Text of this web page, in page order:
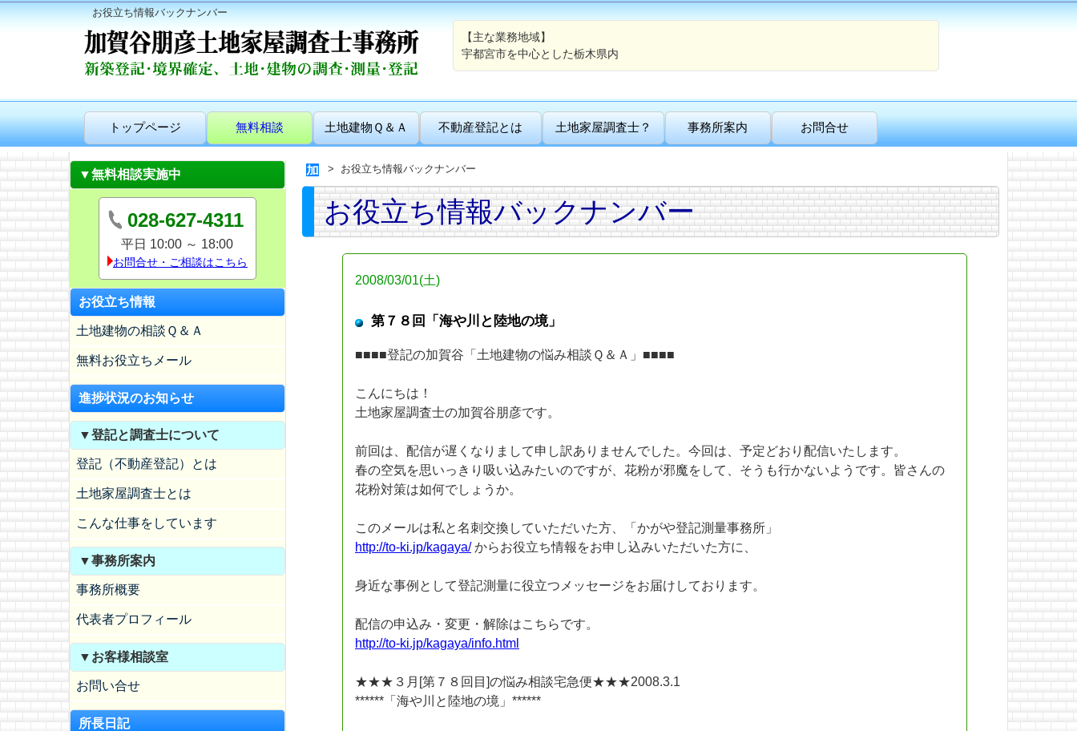
お役立ち情報バックナンバー
【主な業務地域】
宇都宮市を中心とした栃木県内
トップページ 無料相談 土地建物Ｑ＆Ａ 不動産登記とは 土地家屋調査士？ 事務所案内 お問合せ
▼無料相談実施中
028-627-4311
平日 10:00 ～ 18:00
お問合せ・ご相談はこちら
お役立ち情報
土地建物の相談Ｑ＆Ａ
無料お役立ちメール
進捗状況のお知らせ
▼登記と調査士について
登記（不動産登記）とは
土地家屋調査士とは
こんな仕事をしています
▼事務所案内
事務所概要
代表者プロフィール
▼お客様相談室
お問い合せ
所長日記
お役立ち情報バックナンバー
お役立ち情報バックナンバー
2008/03/01(土)
第７８回「海や川と陸地の境」
■■■■登記の加賀谷「土地建物の悩み相談Ｑ＆Ａ」■■■■
こんにちは！
土地家屋調査士の加賀谷朋彦です。
前回は、配信が遅くなりまして申し訳ありませんでした。今回は、予定どおり配信いたします。
春の空気を思いっきり吸い込みたいのですが、花粉が邪魔をして、そうも行かないようです。皆さんの
花粉対策は如何でしょうか。
このメールは私と名刺交換していただいた方、「かがや登記測量事務所」
http://to-ki.jp/kagaya/からお役立ち情報をお申し込みいただいた方に、
身近な事例として登記測量に役立つメッセージをお届けしております。
配信の申込み・変更・解除はこちらです。
http://to-ki.jp/kagaya/info.html
★★★３月[第７８回目]の悩み相談宅急便★★★2008.3.1
******「海や川と陸地の境」******